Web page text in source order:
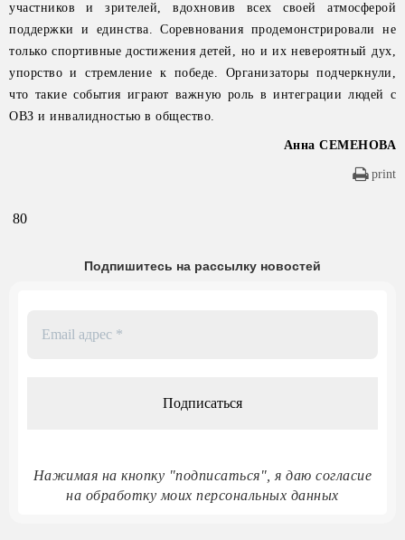
участников и зрителей, вдохновив всех своей атмосферой
поддержки и единства. Соревнования продемонстрировали не
только спортивные достижения детей, но и их невероятный дух,
упорство и стремление к победе. Организаторы подчеркнули,
что такие события играют важную роль в интеграции людей с
ОВЗ и инвалидностью в общество.
Анна СЕМЕНОВА
print
80
Подпишитесь на рассылку новостей
Нажимая на кнопку "подписаться", я даю согласие
на обработку моих персональных данных